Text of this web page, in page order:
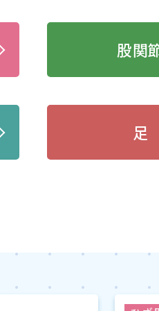
股関
足